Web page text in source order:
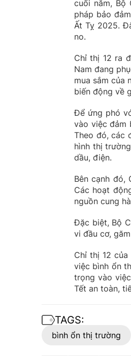
cuối năm, Bộ
pháp bảo
Ất Tỵ 2025.
no.
Chỉ thị 12 ra
Nam đang
mua sắm của
biến động về
Để ứng phó
vào việc đảm
Theo đó, các
hình thị
dầu, điện.
Bên cạnh đó,
Các hoạt
nguồn cung
Đặc biệt, Bộ
vi đầu cơ,
Chỉ thị 12
việc bình ổn
trọng vào
Tết an toàn,
TAGS:
bình ổn thị trường